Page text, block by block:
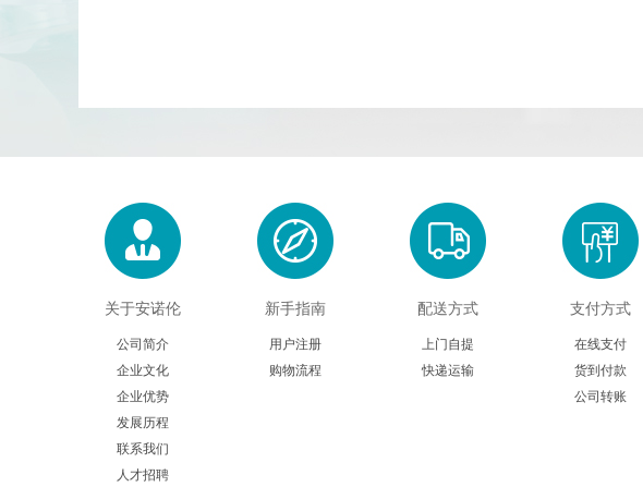
关于安诺伦
公司简介
企业文化
企业优势
发展历程
联系我们
人才招聘
新手指南
用户注册
购物流程
配送方式
上门自提
快递运输
支付方式
在线支付
货到付款
公司转账